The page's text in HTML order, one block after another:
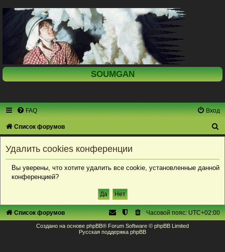
SOUMGAN
FAQ Вход
Список форумов
Удалить cookies конференции
Вы уверены, что хотите удалить все cookie, установленные данной
конференцией?
Список форумов Часовой пояс:UTC+02:00
Создано на основе phpBB® Forum Software © phpBB Limited
Русская поддержка phpBB